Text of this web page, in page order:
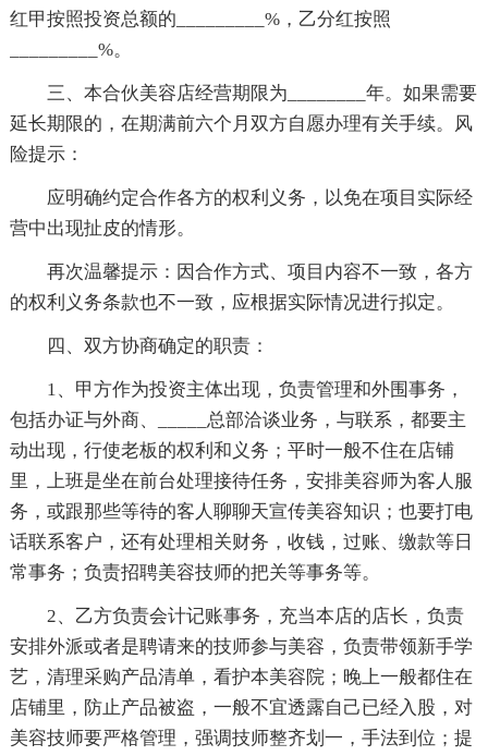
红甲按照投资总额的_________%，乙分红按照
_________%。
三、本合伙美容店经营期限为________年。如果需要
延长期限的，在期满前六个月双方自愿办理有关手续。风
险提示：
应明确约定合作各方的权利义务，以免在项目实际经
营中出现扯皮的情形。
再次温馨提示：因合作方式、项目内容不一致，各方
的权利义务条款也不一致，应根据实际情况进行拟定。
四、双方协商确定的职责：
1、甲方作为投资主体出现，负责管理和外围事务，
包括办证与外商、_____总部洽谈业务，与联系，都要主
动出现，行使老板的权利和义务；平时一般不住在店铺
里，上班是坐在前台处理接待任务，安排美容师为客人服
务，或跟那些等待的客人聊聊天宣传美容知识；也要打电
话联系客户，还有处理相关财务，收钱，过账、缴款等日
常事务；负责招聘美容技师的把关等事务等。
2、乙方负责会计记账事务，充当本店的店长，负责
安排外派或者是聘请来的技师参与美容，负责带领新手学
艺，清理采购产品清单，看护本美容院；晚上一般都住在
店铺里，防止产品被盗，一般不宜透露自己已经入股，对
美容技师要严格管理，强调技师整齐划一，手法到位；提